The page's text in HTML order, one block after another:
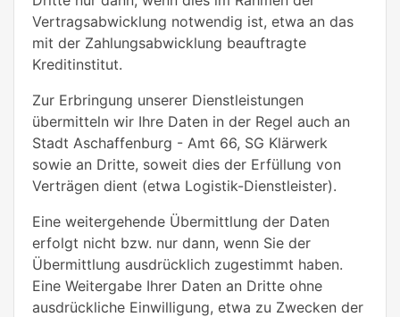
Vertragsabwicklung notwendig ist, etwa an das
mit der Zahlungsabwicklung beauftragte
Kreditinstitut.
Zur Erbringung unserer Dienstleistungen
übermitteln wir Ihre Daten in der Regel auch an
Stadt Aschaffenburg - Amt 66, SG Klärwerk
sowie an Dritte, soweit dies der Erfüllung von
Verträgen dient (etwa Logistik-Dienstleister).
Eine weitergehende Übermittlung der Daten
erfolgt nicht bzw. nur dann, wenn Sie der
Übermittlung ausdrücklich zugestimmt haben.
Eine Weitergabe Ihrer Daten an Dritte ohne
ausdrückliche Einwilligung, etwa zu Zwecken der